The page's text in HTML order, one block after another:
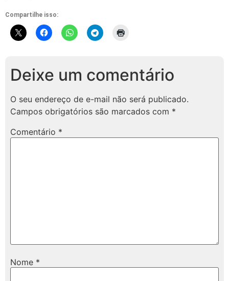
Compartilhe isso:
Deixe um comentário
O seu endereço de e-mail não será publicado.
Campos obrigatórios são marcados com *
Comentário *
Nome *